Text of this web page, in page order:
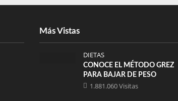
Más Vistas
DIETAS
CONOCE EL MÉTODO GREZ
PARA BAJAR DE PESO
1.881.060 Visitas